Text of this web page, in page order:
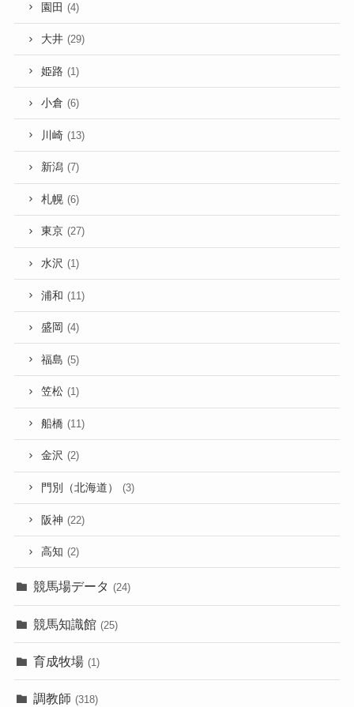
園田 (4)
大井 (29)
姫路 (1)
小倉 (6)
川崎 (13)
新潟 (7)
札幌 (6)
東京 (27)
水沢 (1)
浦和 (11)
盛岡 (4)
福島 (5)
笠松 (1)
船橋 (11)
金沢 (2)
門別（北海道） (3)
阪神 (22)
高知 (2)
競馬場データ (24)
競馬知識館 (25)
育成牧場 (1)
調教師 (318)